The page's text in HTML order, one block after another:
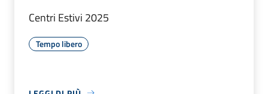
Centri Estivi 2025
Tempo libero